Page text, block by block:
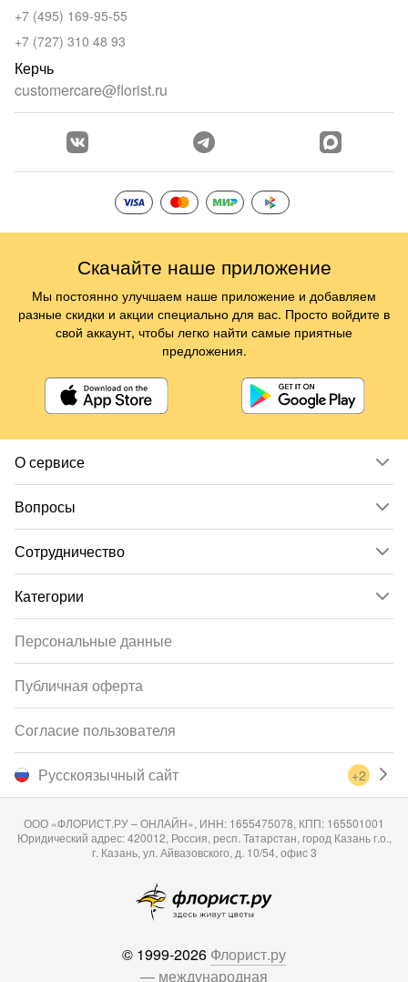
О сервисе
Вопросы
Сотрудничество
Категории
+7 (495) 169-95-55
+7 (727) 310 48 93
Керчь
customercare@florist.ru
Русскоязычный сайт +2
Персональные данные
Публичная оферта
Согласие пользователя
ООО «ФЛОРИСТ.РУ – ОНЛАЙН», ИНН: 1655475078, КПП: 165501001
Юридический адрес: 420012, Россия, респ. Татарстан, город Казань г.о.,
г. Казань, ул. Айвазовского, д. 10/54, офис 3
© 1999-2026 Флорист.ру
— международная
Скачайте наше приложение
Мы постоянно улучшаем наше приложение и добавляем
разные скидки и акции специально для вас. Просто войдите в
свой аккаунт, чтобы легко найти самые приятные
предложения.